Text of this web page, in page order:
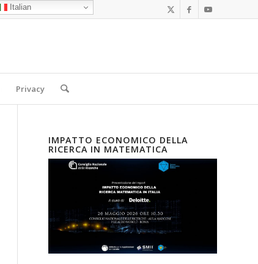
Privacy
IMPATTO ECONOMICO DELLA
RICERCA IN MATEMATICA
Italian